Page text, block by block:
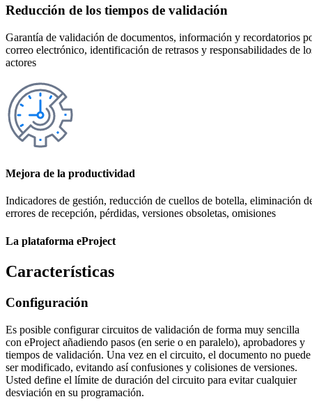
Reducción de los tiempos de validación
Garantía de validación de documentos, información y recordatorios
correo electrónico, identificación de retrasos y responsabilidades de
actores
Mejora de la productividad
Indicadores de gestión, reducción de cuellos de botella, eliminación
errores de recepción, pérdidas, versiones obsoletas, omisiones
La plataforma eProject
Características
Configuración
Es posible configurar circuitos de validación de forma muy sencilla
con eProject añadiendo pasos (en serie o en paralelo), aprobadores y
tiempos de validación. Una vez en el circuito, el documento no puede
ser modificado, evitando así confusiones y colisiones de versiones.
Usted define el límite de duración del circuito para evitar cualquier
desviación en su programación.